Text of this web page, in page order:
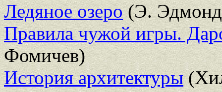
Ледяное озеро(Э.
Правила чужой игры.
Фомичев)
История архитектуры